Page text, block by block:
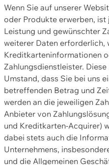
Wenn Sie auf unserer
oder Produkte erwerben,
Leistung und gewünschter
weiterer Daten erforderlich,
Kreditkarteninformationen
Zahlungsdienstleister.
Umstand, dass Sie bei uns
betreffenden Betrag und
werden an die jeweiligen
Anbieter von
und Kreditkarten-Acquirer)
dabei stets auch die
Unternehmens,
und die Allgemeinen